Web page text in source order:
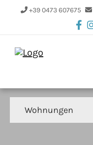
+39 0473 607675
Wohnungen